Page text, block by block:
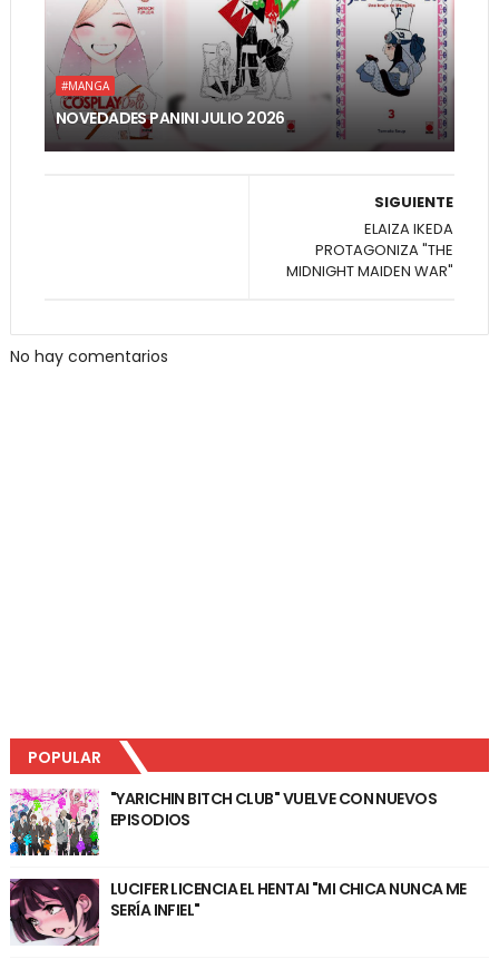
#MANGA
NOVEDADES PANINI JULIO 2026
SIGUIENTE
ELAIZA IKEDA
PROTAGONIZA "THE
MIDNIGHT MAIDEN WAR"
No hay comentarios
POPULAR
"YARICHIN BITCH CLUB" VUELVE CON NUEVOS
EPISODIOS
LUCIFER LICENCIA EL HENTAI "MI CHICA NUNCA ME
SERÍA INFIEL"